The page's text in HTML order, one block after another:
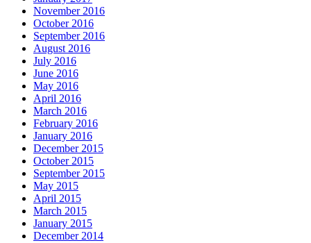
November 2016
October 2016
September 2016
August 2016
July 2016
June 2016
May 2016
April 2016
March 2016
February 2016
January 2016
December 2015
October 2015
September 2015
May 2015
April 2015
March 2015
January 2015
December 2014